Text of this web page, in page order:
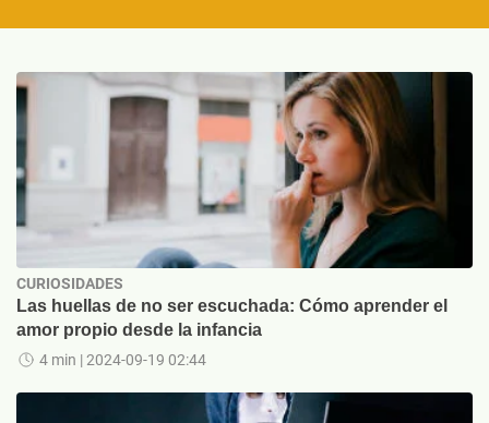
CURIOSIDADES
Las huellas de no ser escuchada: Cómo aprender el
amor propio desde la infancia
4 min | 2024-09-19 02:44